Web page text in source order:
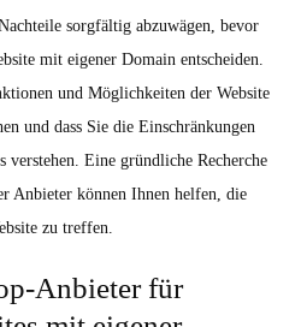
sorgfältig abzuwägen, bevor
mit eigener Domain entscheiden.
und Möglichkeiten der Website
und dass Sie die Einschränkungen
verstehen. Eine gründliche Recherche
Anbieter können Ihnen helfen, die
zu treffen.
Anbieter für